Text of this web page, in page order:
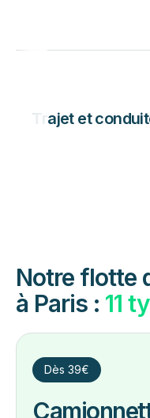
Trajet et
Notre flotte
à Paris : 11
Dès 39€